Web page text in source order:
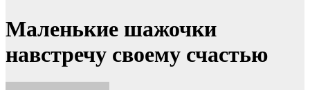
Маленькие шажочки
навстречу своему счастью